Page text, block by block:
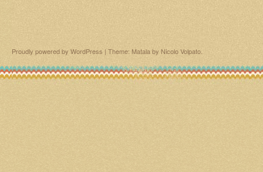
Proudly powered by WordPress | Theme: Matala by Nicolo Volpato